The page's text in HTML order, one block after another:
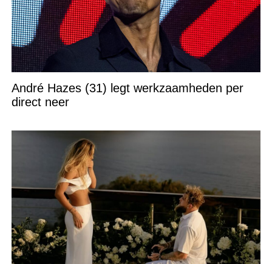
André Hazes (31) legt werkzaamheden per
direct neer